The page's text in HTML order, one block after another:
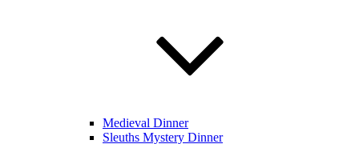
Medieval Dinner
Sleuths Mystery Dinner